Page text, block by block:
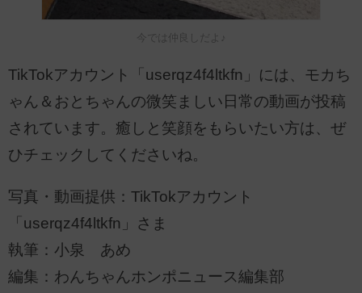
今では仲良しだよ♪
TikTokアカウント「userqz4f4ltkfn」には、モカち
ゃん＆おとちゃんの微笑ましい日常の動画が投稿
されています。癒しと笑顔をもらいたい方は、ぜ
ひチェックしてくださいね。
写真・動画提供：TikTokアカウント
「userqz4f4ltkfn」さま
執筆：小泉 あめ
編集：わんちゃんホンポニュース編集部